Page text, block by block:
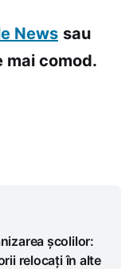
News sau
mai comod.
școlilor:
relocați în alte